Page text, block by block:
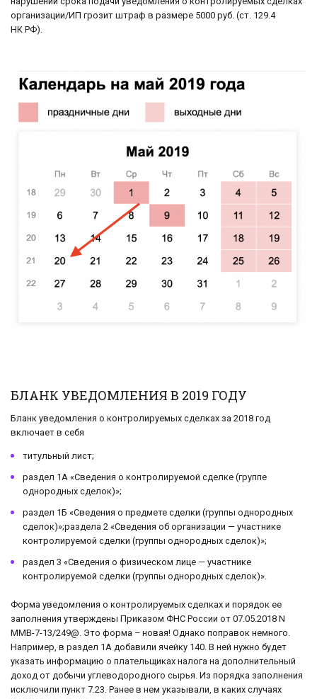
организации/ИП грозит штраф в размере 5000 руб. (ст. 129.4
НК РФ).
БЛАНК УВЕДОМЛЕНИЯ В 2019 ГОДУ
Бланк уведомления о контролируемых сделках за 2018 год
включает в себя
титульный лист;
раздел 1А «Сведения о контролируемой сделке (группе
однородных сделок)»;
раздел 1Б «Сведения о предмете сделки (группы однородных
сделок)»;раздела 2 «Сведения об организации — участнике
контролируемой сделки (группы однородных сделок)»;
раздел 3 «Сведения о физическом лице — участнике
контролируемой сделки (группы однородных сделок)».
Форма уведомления о контролируемых сделках и порядок ее
заполнения утверждены Приказом ФНС России от 07.05.2018 N
ММВ-7-13/249@. Это форма – новая! Однако поправок немного.
Например, в раздел 1А добавили ячейку 140. В ней нужно будет
указать информацию о плательщиках налога на дополнительный
доход от добычи углеводородного сырья. Из порядка заполнения
исключили пункт 7.23. Ранее в нем указывали, в каких случаях